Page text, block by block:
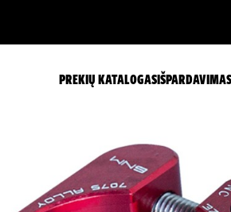
PREKIŲ KATALOGASIŠPARDAVIMAS